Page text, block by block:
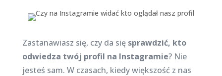
Zastanawiasz się, czy da się sprawdzić, kto
odwiedza twój profil na Instagramie? Nie
jesteś sam. W czasach, kiedy większość z nas